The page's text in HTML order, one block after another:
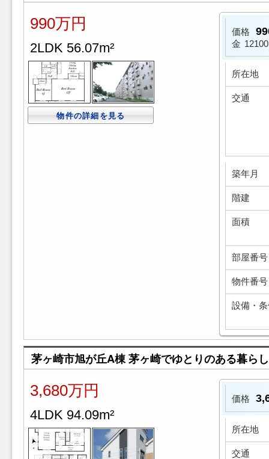
990万円
2LDK 56.07m²
物件の詳細を見る
価格
金
所在地
交通
築年月
階建
面積
部屋番号
物件番号
設備・
茅ヶ崎市旭が丘A棟 茅ヶ崎でゆとりのある暮ら
3,680万円
4LDK 94.09m²
価格
所在地
交通